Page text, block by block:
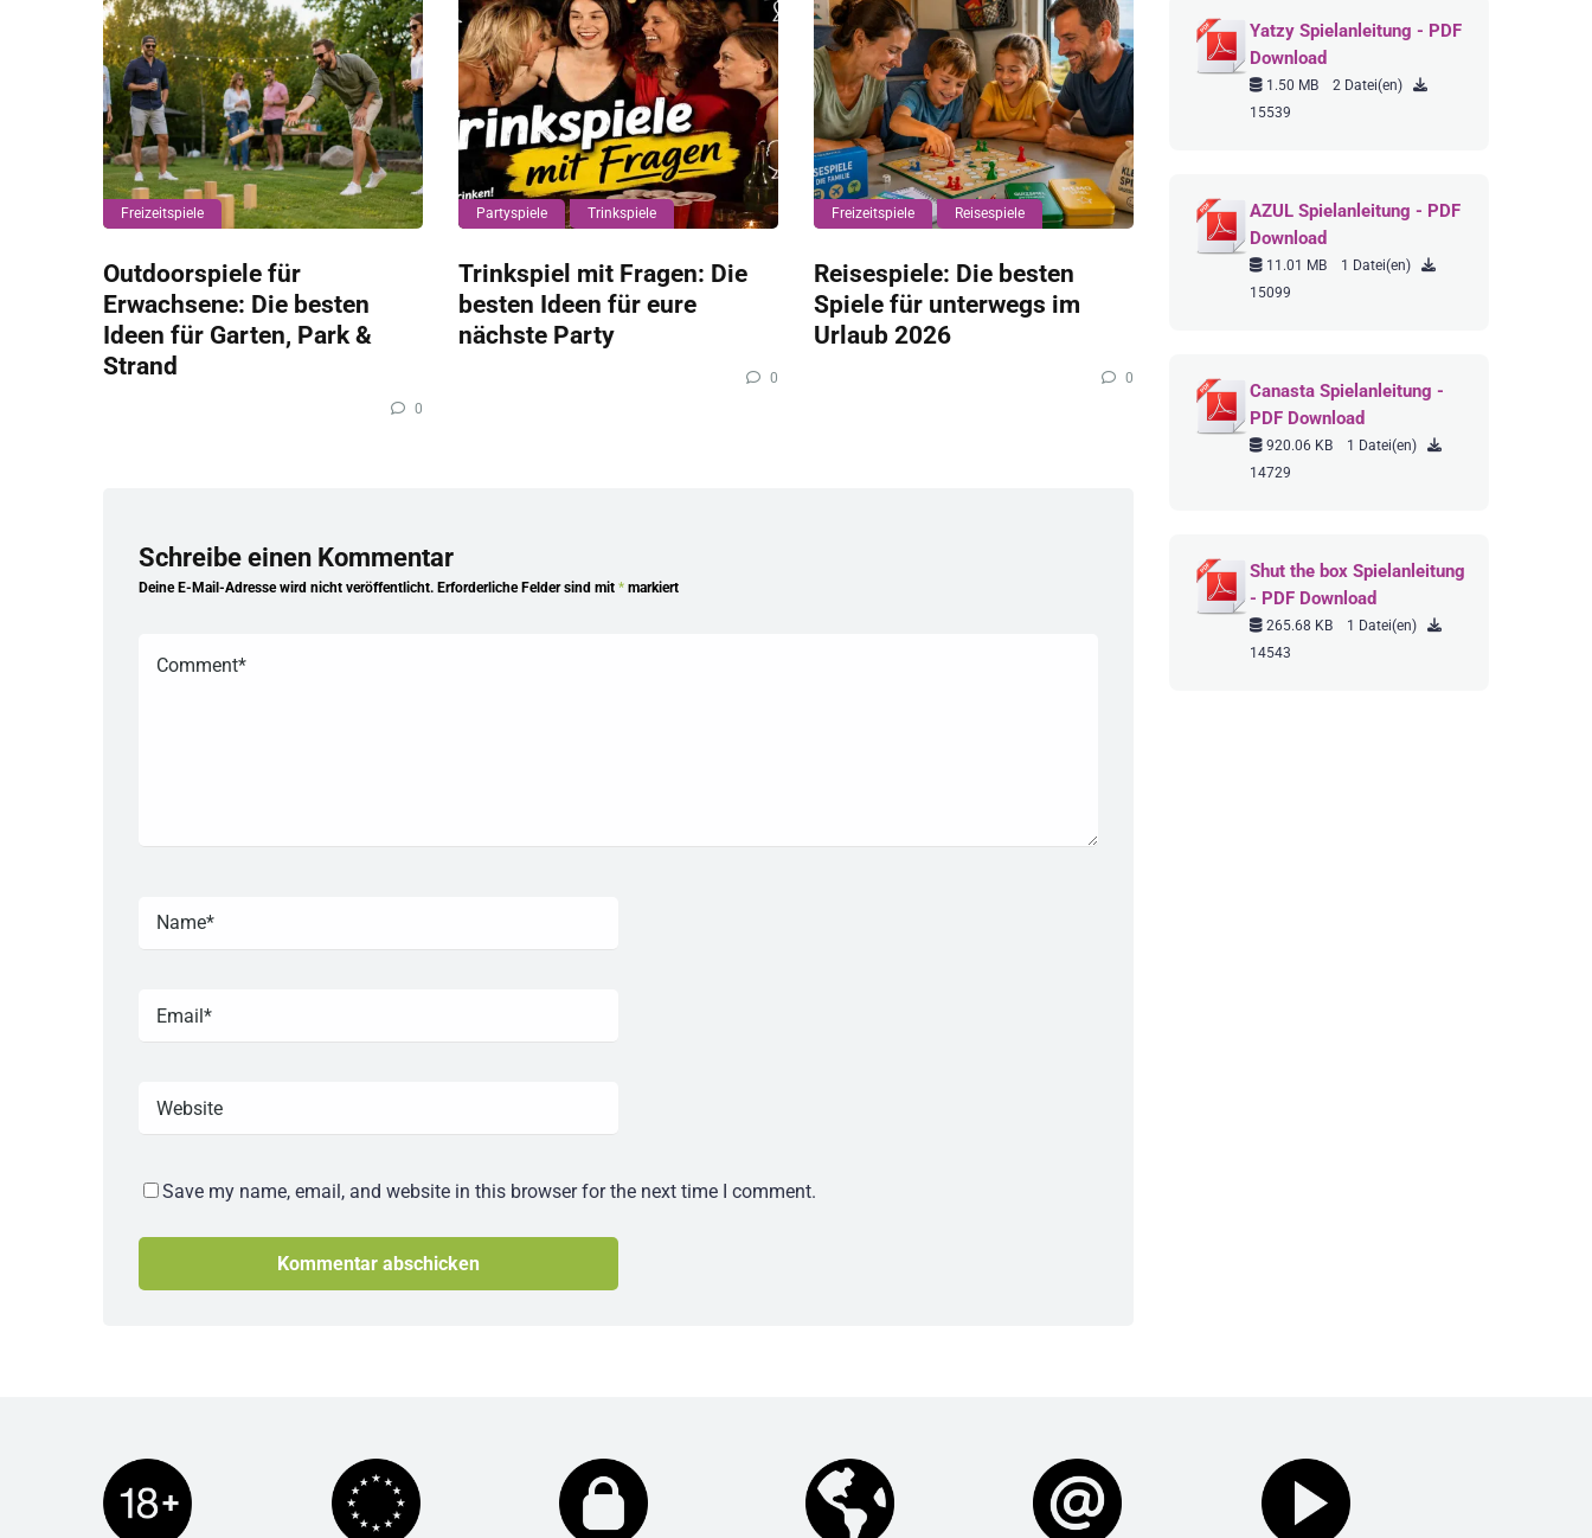
Freizeitspiele
Outdoorspiele für
Erwachsene: Die besten
Ideen für Garten, Park &
Strand
0
Partyspiele Trinkspiele
Trinkspiel mit Fragen: Die
besten Ideen für eure
nächste Party
0
Freizeitspiele Reisespiele
Reisespiele: Die besten
Spiele für unterwegs im
Urlaub 2026
0
Schreibe einen Kommentar
Deine E-Mail-Adresse wird nicht veröffentlicht. Erforderliche Felder sind mit * markiert
Save my name, email, and website in this browser for the next time I comment.
Yatzy Spielanleitung - PDF
Download
1.50 MB
2 Datei(en)
15539
AZUL Spielanleitung - PDF
Download
11.01 MB
1 Datei(en)
15099
Canasta Spielanleitung -
PDF Download
920.06 KB
1 Datei(en)
14729
Shut the box Spielanleitung
- PDF Download
265.68 KB
1 Datei(en)
14543